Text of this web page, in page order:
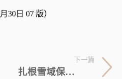
30日 07 版）
下一篇
扎根雪域保畅通